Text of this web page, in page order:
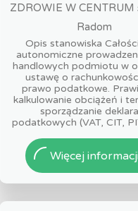
ZDROWIE W CENTRUM
Radom
Opis stanowiska
autonomiczne
handlowych podmiotu w
ustawę o
prawo podatkowe.
kalkulowanie obciążeń i
sporządzanie
podatkowych (VAT, CIT,
Więcej